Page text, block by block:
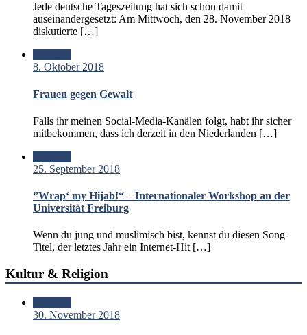
Jede deutsche Tageszeitung hat sich schon damit
auseinandergesetzt: Am Mittwoch, den 28. November 2018
diskutierte […]
8. Oktober 2018
Frauen gegen Gewalt
Falls ihr meinen Social-Media-Kanälen folgt, habt ihr sicher
mitbekommen, dass ich derzeit in den Niederlanden […]
25. September 2018
”Wrap‘ my Hijab!“ – Internationaler Workshop an der
Universität Freiburg
Wenn du jung und muslimisch bist, kennst du diesen Song-
Titel, der letztes Jahr ein Internet-Hit […]
Kultur & Religion
30. November 2018